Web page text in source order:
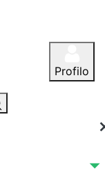
Profilo